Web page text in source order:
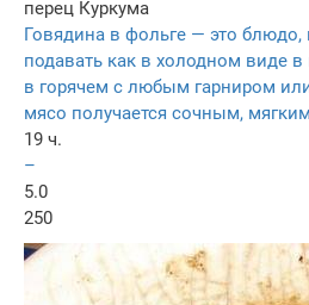
перец Куркума
Говядина в фольге — это
подавать как в холодном виде в
в горячем с любым гарниром
мясо получается сочным,
19 ч.
–
5.0
250